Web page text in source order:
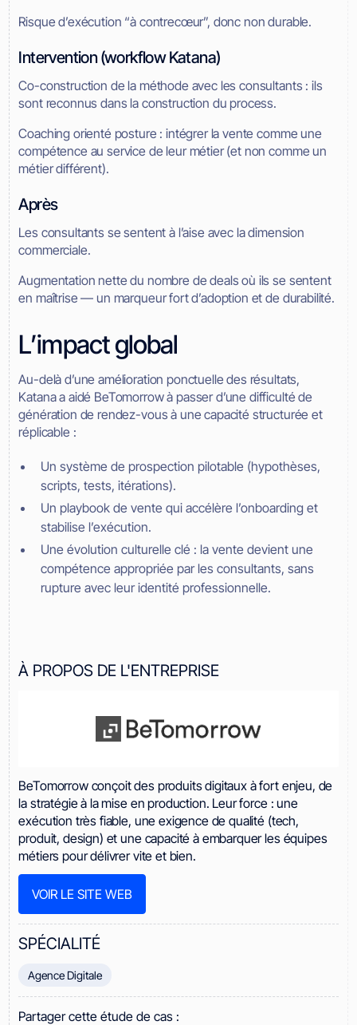
Risque d’exécution “à contrecœur”, donc non durable.
Intervention (workflow Katana)
Co-construction de la méthode avec les consultants : ils
sont reconnus dans la construction du process.
Coaching orienté posture : intégrer la vente comme une
compétence au service de leur métier (et non comme un
métier différent).
Après
Les consultants se sentent à l’aise avec la dimension
commerciale.
Augmentation nette du nombre de deals où ils se sentent
en maîtrise — un marqueur fort d’adoption et de durabilité.
L’impact global
Au-delà d’une amélioration ponctuelle des résultats,
Katana a aidé BeTomorrow à passer d’une difficulté de
génération de rendez-vous à une capacité structurée et
réplicable :
Un système de prospection pilotable (hypothèses,
scripts, tests, itérations).
Un playbook de vente qui accélère l’onboarding et
stabilise l’exécution.
Une évolution culturelle clé : la vente devient une
compétence appropriée par les consultants, sans
rupture avec leur identité professionnelle.
À PROPOS DE L'ENTREPRISE
BeTomorrow conçoit des produits digitaux à fort enjeu, de
la stratégie à la mise en production. Leur force : une
exécution très fiable, une exigence de qualité (tech,
produit, design) et une capacité à embarquer les équipes
métiers pour délivrer vite et bien.
VOIR LE SITE WEB
SPÉCIALITÉ
Agence Digitale
Partager cette étude de cas :